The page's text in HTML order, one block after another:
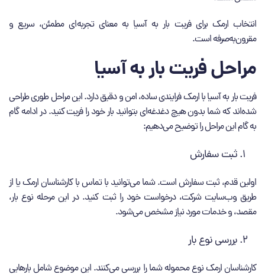
انتخاب ارمک برای فریت بار به آسیا به معنای تجربه‌ای مطمئن، سریع و
مقرون‌به‌صرفه است.
مراحل فریت بار به آسیا
فریت بار به آسیا با ارمک فرایندی ساده، امن و دقیق دارد. این مراحل طوری طراحی
شده‌اند که شما بدون هیچ دغدغه‌ای بتوانید بار خود را فریت کنید. در ادامه گام
‌به‌ گام این مراحل را توضیح می‌دهیم:
ثبت سفارش
اولین قدم، ثبت سفارش است. شما می‌توانید با تماس با کارشناسان ارمک یا از
طریق وب‌سایت شرکت، درخواست خود را ثبت کنید. در این مرحله نوع بار،
مقصد، و خدمات مورد نیاز مشخص می‌شود.
بررسی نوع بار
کارشناسان ارمک نوع محموله شما را بررسی می‌کنند. این موضوع شامل بارهایی